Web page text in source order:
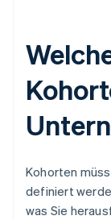
Kohorten
definiert
was Sie